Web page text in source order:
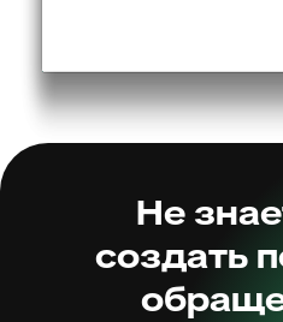
Не
создать